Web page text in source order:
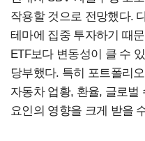
작용할 것으로 전망했다.
테마에 집중 투자하기 때
ETF보다 변동성이 클 수
당부했다. 특히 포트폴리
자동차 업황, 환율, 글로벌
요인의 영향을 크게 받을